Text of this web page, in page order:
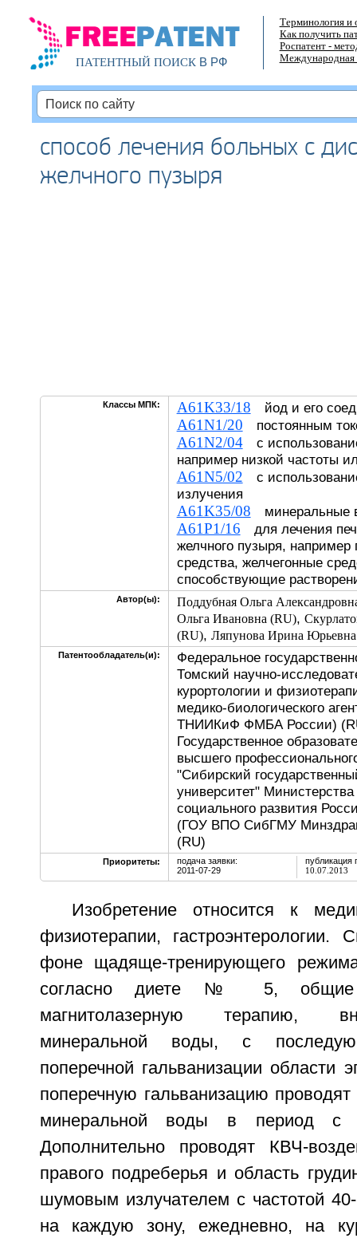
ПАТЕНТНЫЙ ПОИСКВ РФ
Терминология и
Как получить
Роспатент -
Международная
способ лечения больных с
желчного пузыря
Классы МПК: A61K33/18 йод и его
A61N1/20 постоянным
A61N2/04с
например низкой частоты
A61N5/02 с
излучения
A61K35/08 минеральные
A61P1/16 для лечения
желчного пузыря, например
средства, желчегонные
способствующие
Автор(ы):
Поддубная Ольга
Ольга Ивановна (RU),
(RU), Ляпунова Ирина
Патентообладатель(и):
Федеральное
Томский научно-
курортологии и
медико-биологического
ТНИИКиФ ФМБА России)
Государственное
высшего
"Сибирский
университет"
социального развития
(ГОУ ВПО СибГМУ
(RU)
Приоритеты:
подача заявки:
2011-07-29
публикация
10.07.2013
Изобретение относится к
физиотерапии, гастроэнтерологии.
фоне щадяще-тренирующего
согласно диете № 5, общие
магнитолазерную терапию,
минеральной воды, с
поперечной гальванизации области
поперечную гальванизацию
минеральной воды в период
Дополнительно проводят КВЧ-
правого подреберья и область
шумовым излучателем с частотой
на каждую зону, ежедневно, на